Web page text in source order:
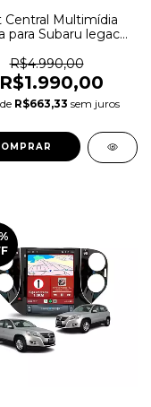
Central Multimídia
para Subaru legacy
R$4.990,00
R$1.990,00
R$663,33 sem juros
%